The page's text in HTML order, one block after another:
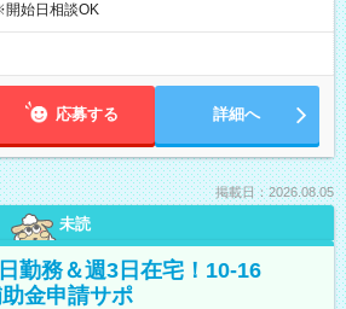
始日相談OK
応募する 詳細へ
掲載日：2026.08.05
未読
勤務＆週3日在宅！10-16
金申請サポ